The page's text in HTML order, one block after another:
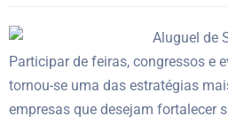
Participar de feiras, congressos e
tornou-se uma das estratégias
empresas que desejam fortalecer